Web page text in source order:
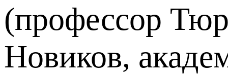
(профессор
Новиков,